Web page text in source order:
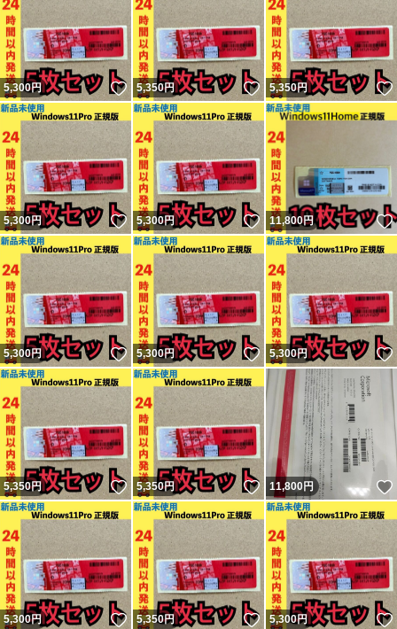
5,300円 いいね！
5,350円 いいね！
5,350円
5,300円 いいね！
5,300円 いいね！
11,800円
5,300円 いいね！
5,300円 いいね！
5,300円
5,350円 いいね！
5,350円 いいね！
11,800円
5,300円 いいね！
5,350円 いいね！
5,300円